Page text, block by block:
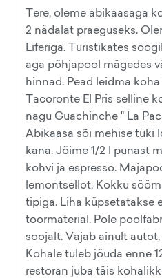
Tere, oleme abikaasaga
2 nädalat praeguseks.
Liferiga. Turistikates
aga põhjapool mägedes
hinnad. Pead leidma
Tacoronte El Pris selline
nagu Guachinche " La
Abikaasa sõi mehise tüki
kana. Jõime 1/2 l punast
kohvi ja espresso.
lemontsellot. Kokku
tipiga. Liha küpsetatakse
toormaterial. Pole
soojalt. Vajab ainult
Kohale tuleb jõuda enne
restoran juba täis